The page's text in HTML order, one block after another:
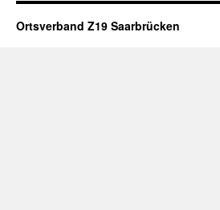
Ortsverband Z19 Saarbrücken